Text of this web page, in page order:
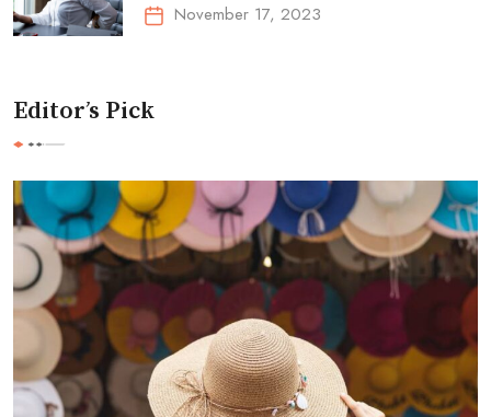
November 17, 2023
Editor’s Pick